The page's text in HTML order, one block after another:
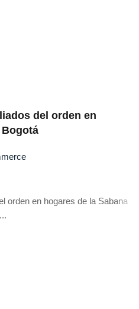
del orden en
Bogotá
orden en hogares de la Sabana